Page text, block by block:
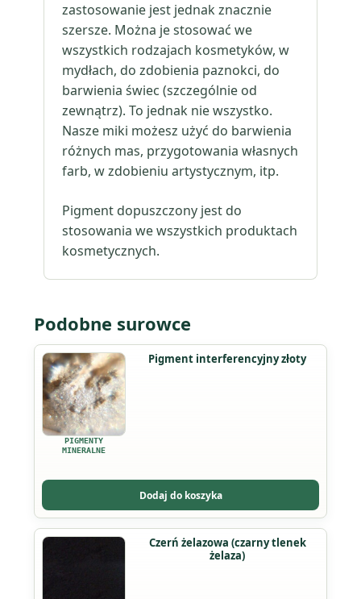
zastosowanie jest jednak znacznie
szersze. Można je stosować we
wszystkich rodzajach kosmetyków, w
mydłach, do zdobienia paznokci, do
barwienia świec (szczególnie od
zewnątrz). To jednak nie wszystko.
Nasze miki możesz użyć do barwienia
różnych mas, przygotowania własnych
farb, w zdobieniu artystycznym, itp.
Pigment dopuszczony jest do
stosowania we wszystkich produktach
kosmetycznych.
Podobne surowce
PIGMENTY
MINERALNE
Pigment interferencyjny złoty
Dodaj do koszyka
Ten
produkt
ma
wiele
wariantów.
Opcje
na
stronie
Czerń żelazowa (czarny tlenek
żelaza)
Ten